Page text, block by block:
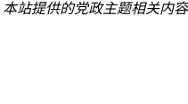
站提供的党政主题相关